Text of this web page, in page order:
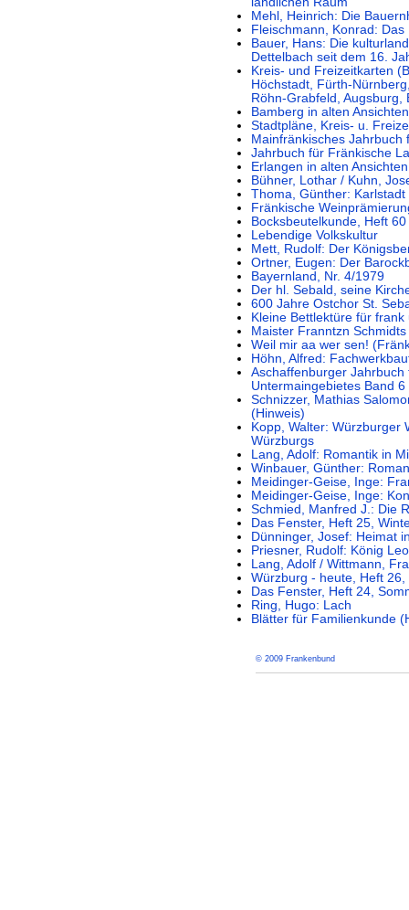
Mehl, Heinrich: Die
Fleischmann, Konrad:
Bauer, Hans: Die
Dettelbach seit dem 16.
Kreis- und Freizeitkarten
Höchstadt, Fürth-
Röhn-Grabfeld,
Bamberg in alten Ansichten
Stadtpläne, Kreis- u.
Mainfränkisches
Jahrbuch für Fränkische
Erlangen in alten Ansichten
Bühner, Lothar / Kuhn,
Thoma, Günther: Karlstadt
Fränkische
Bocksbeutelkunde, Heft
Lebendige Volkskultur
Mett, Rudolf: Der
Ortner, Eugen: Der
Bayernland, Nr. 4/1979
Der hl. Sebald, seine
600 Jahre Ostchor St.
Kleine Bettlektüre für
Maister Franntzn
Weil mir aa wer sen!
Höhn, Alfred:
Aschaffenburger
Untermaingebietes Band 6
Schnizzer, Mathias
(Hinweis)
Kopp, Walter: Würzburger
Würzburgs
Lang, Adolf: Romantik in
Winbauer, Günther:
Meidinger-Geise, Inge:
Meidinger-Geise, Inge:
Schmied, Manfred J.: Die
Das Fenster, Heft 25,
Dünninger, Josef: Heimat
Priesner, Rudolf: König
Lang, Adolf / Wittmann,
Würzburg - heute, Heft 26,
Das Fenster, Heft 24,
Ring, Hugo: Lach
Blätter für Familienkunde
© 2009 Frankenbund